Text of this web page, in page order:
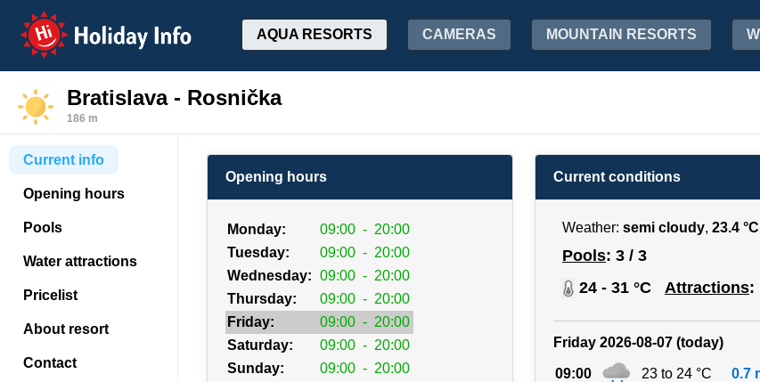
Holiday Info AQUA RESORTS CAMERAS MOUNTAIN RESORTS
Bratislava - Rosnička
186 m
Current info
Opening hours
Pools
Water attractions
Pricelist
About resort
Contact
Opening hours
Monday: 09:00 - 20:00
Tuesday:
09:00 - 20:00
Wednesday: 09:00 - 20:00
Thursday:
09:00 - 20:00
Friday:
09:00 - 20:00
Saturday:
09:00 - 20:00
Sunday:
09:00 - 20:00
Current conditions
Weather: semi cloudy, 23.4 °C
Pools: 3 / 3
24 - 31 °C
Attractions:
Friday 2026-08-07 (today)
09:00 23 to 24 °C 0.7